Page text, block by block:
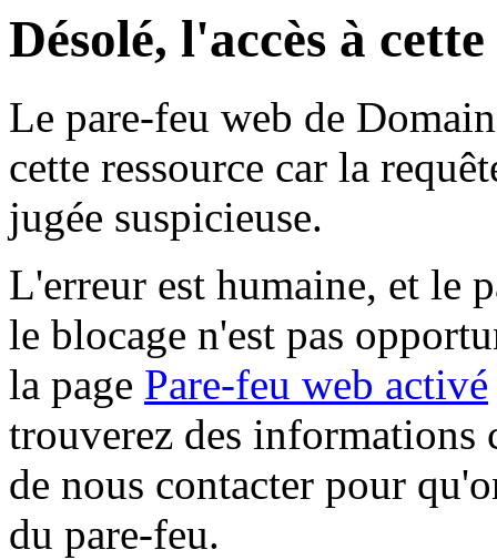
Désolé, l'accès à
Le pare-feu web de
cette ressource car la
jugée suspicieuse.
L'erreur est humaine, et le
le blocage n'est pas
la page Pare-feu web activé
trouverez des informations
de nous contacter pour
du pare-feu.